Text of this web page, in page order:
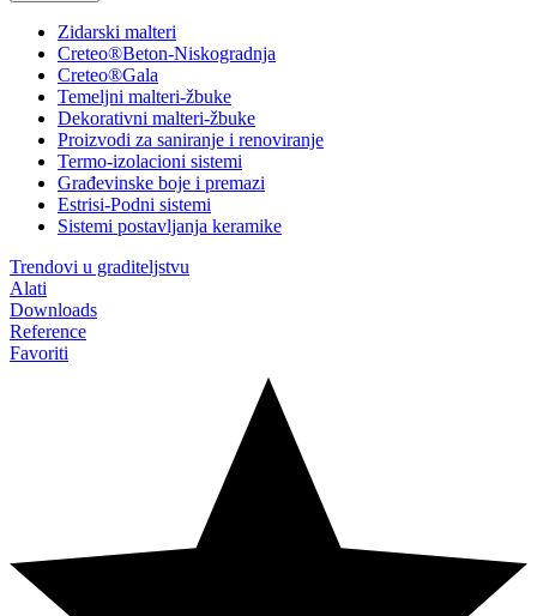
Zidarski malteri
Creteo®Beton-Niskogradnja
Creteo®Gala
Temeljni malteri-žbuke
Dekorativni malteri-žbuke
Proizvodi za saniranje i renoviranje
Termo-izolacioni sistemi
Građevinske boje i premazi
Estrisi-Podni sistemi
Sistemi postavljanja keramike
Trendovi u graditeljstvu
Alati
Downloads
Reference
Favoriti